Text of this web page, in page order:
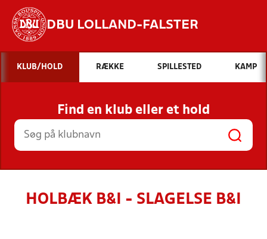
DBU LOLLAND-FALSTER
Hvad vil du søge efter?
INDHOLD OG NYHEDER
STILLINGER, RESULTATER, KLUBBER OG
HOLD
KLUB/HOLD RÆKKE SPILLESTED KAMP
Find en klub eller et hold
HOLBÆK B&I - SLAGELSE B&I